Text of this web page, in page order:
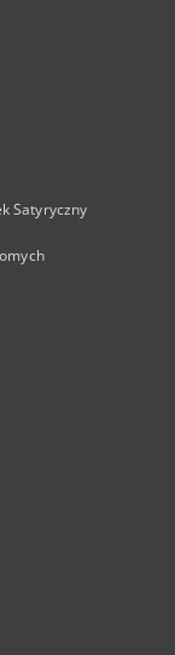
Satyryczny